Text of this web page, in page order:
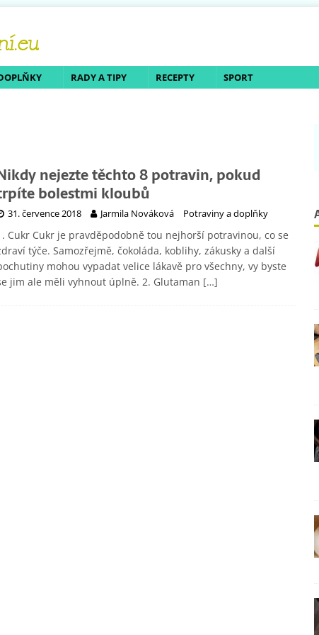
RADY A TIPY RECEPTY SPORT
nejezte těchto 8 potravin, pokud
bolestmi kloubů
31. července 2018 Jarmila Nováková Potraviny a doplňky
Cukr Cukr je pravděpodobně tou nejhorší potravinou, co se
týče. Samozřejmě, čokoláda, koblihy, zákusky a další
mohou vypadat velice lákavě pro všechny, vy byste
jim ale měli vyhnout úplně. 2. Glutaman […]